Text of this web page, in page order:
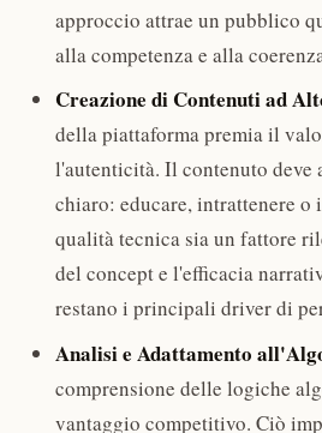
approccio attrae un pubblico
alla competenza e alla
Creazione di Contenuti ad
della piattaforma premia il
l'autenticità. Il contenuto deve
chiaro: educare, intrattenere o
qualità tecnica sia un fattore
del concept e l'efficacia
restano i principali driver di
Analisi e Adattamento
comprensione delle logiche
vantaggio competitivo. Ciò